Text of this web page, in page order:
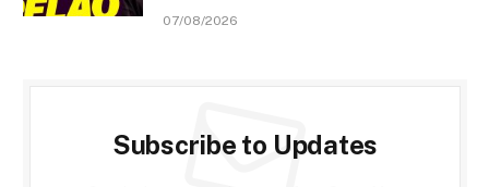
07/08/2026
Subscribe to Updates